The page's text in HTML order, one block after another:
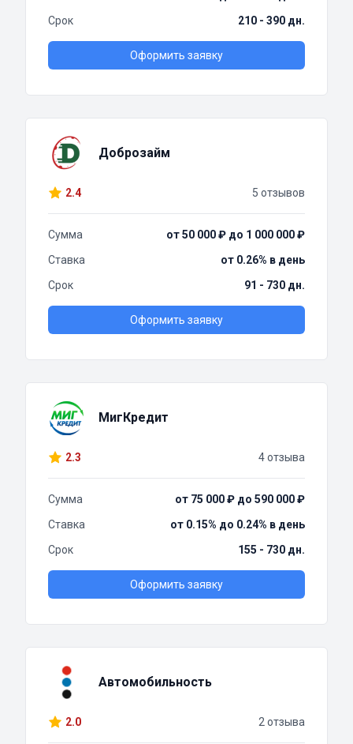
Срок
210 - 390 дн.
Оформить заявку
Доброзайм
2.4 5 отзывов
Сумма
от 50 000 ₽ до 1 000 000 ₽
Ставка
от 0.26% в день
Срок
91 - 730 дн.
Оформить заявку
МигКредит
2.3 4 отзыва
Сумма
от 75 000 ₽ до 590 000 ₽
Ставка
от 0.15% до 0.24% в день
Срок
155 - 730 дн.
Оформить заявку
Автомобильность
2.0 2 отзыва